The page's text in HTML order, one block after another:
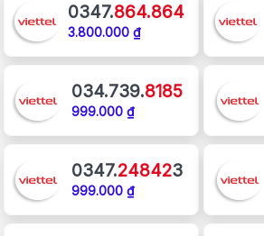
0347.864.864
3.800.000 ₫
034.739.8185
999.000 ₫
0347.248423
999.000 ₫